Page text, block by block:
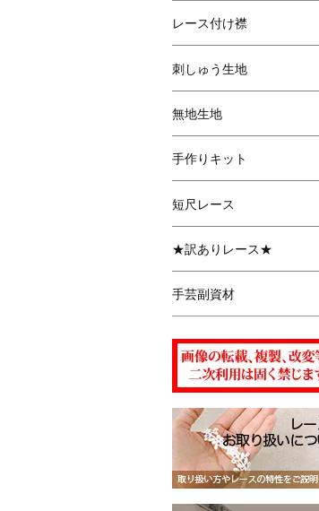
レース付け襟
刺しゅう生地
無地生地
手作りキット
短尺レース
★訳ありレース★
手芸副資材